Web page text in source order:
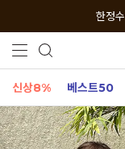
한정
신상8% 베스트50